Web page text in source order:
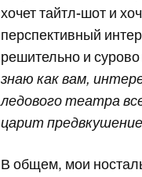
хочет тайтл-шот и
перспективный
решительно и
знаю как вам,
ледового театра
царит
В общем, мои